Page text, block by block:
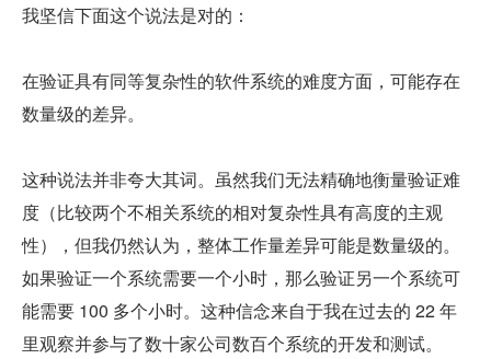
我坚信下面这个说法是对的：
在验证具有同等复杂性的软件系统的难度方面，可能存在
数量级的差异。
这种说法并非夸大其词。虽然我们无法精确地衡量验证难
度（比较两个不相关系统的相对复杂性具有高度的主观
性），但我仍然认为，整体工作量差异可能是数量级的。
如果验证一个系统需要一个小时，那么验证另一个系统可
能需要 100 多个小时。这种信念来自于我在过去的 22 年
里观察并参与了数十家公司数百个系统的开发和测试。